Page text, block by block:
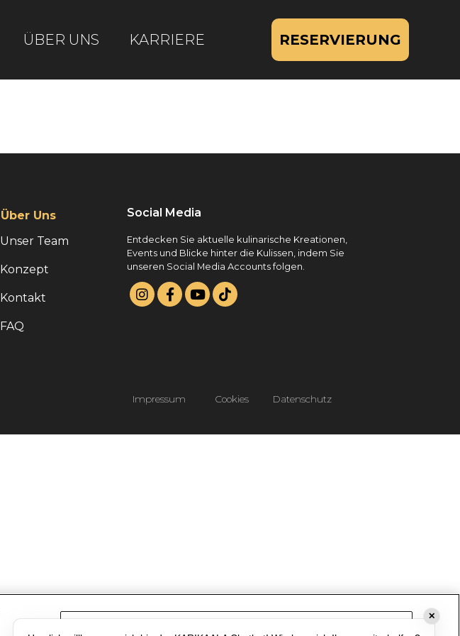
ÜBER UNS KARRIERE RESERVIERUNG
Über Uns
Unser Team
Konzept
Kontakt
FAQ
Social Media
Entdecken Sie aktuelle kulinarische Kreationen,
Events und Blicke hinter die Kulissen, indem Sie
unseren Social Media Accounts folgen.
Impressum Cookies Datenschutz
✕